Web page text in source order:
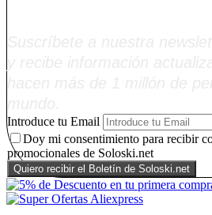
Introduce tu Email
Doy mi consentimiento para recibir
promocionales de Soloski.net